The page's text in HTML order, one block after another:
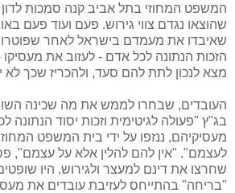
המשפט המחוזי בתל אביב קנה סמכות לדון
שהוצאו נגדם צווי גירוש. פעם ועוד פעם
שאיבדו את מעמדם בישראל לאחר
הזכות הנתונה לכל אדם - לעזוב את
מצא לנכון לתת להם סעד, ולהכריז שכך לא
העובדים, שבחרו לממש את מה שכינה
בג"ץ "פעולה לגיטימית וזכות יסוד הנתונה
מעסיקיהם, ננזפו על ידי בית המשפט
לעצמם". "אין להם להלין אלא על עצמם",
שחרצו את דינם למעצר ולגירוש. היו
"בריחה" בהתייחס לעזיבת עובדים את